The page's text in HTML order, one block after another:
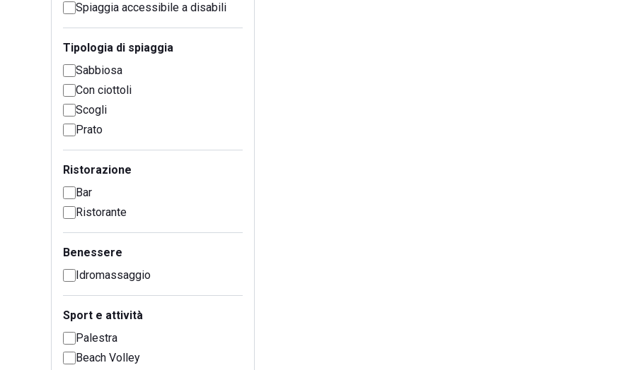
Spiaggia accessibile a disabili
Tipologia di spiaggia
Sabbiosa
Con ciottoli
Scogli
Prato
Ristorazione
Bar
Ristorante
Benessere
Idromassaggio
Sport e attività
Palestra
Beach Volley